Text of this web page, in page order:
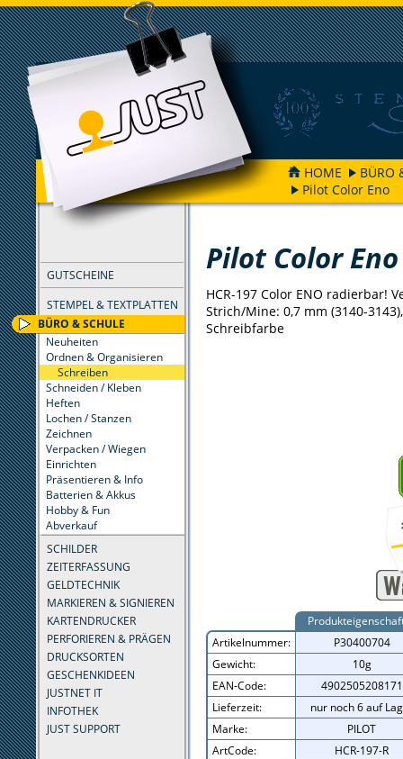
HOME
BÜRO
Pilot Color Eno
GUTSCHEINE
STEMPEL & TEXTPLATTEN
BÜRO & SCHULE
Neuheiten
Ordnen & Organisieren
Schreiben
Schneiden / Kleben
Heften
Lochen / Stanzen
Zeichnen
Verpacken / Wiegen
Einrichten
Präsentieren & Info
Batterien & Akkus
Hobby & Fun
Abverkauf
SCHILDER
ZEITERFASSUNG
GELDTECHNIK
MARKIEREN & SIGNIEREN
KARTENDRUCKER
PERFORIEREN & PRÄGEN
DRUCKSORTEN
GESCHENKIDEEN
JUSTNET IT
INFOTHEK
JUST SUPPORT
FILTER
Pilot Color Eno
HCR-197 Color ENO radierbar!
Strich/Mine: 0,7 mm (3140-
Schreibfarbe
Artikelnummer:
P30400704
Gewicht:
10g
EAN-Code:
4902505208171
Lieferzeit:
nur noch 6 auf
Marke:
PILOT
ArtCode:
HCR-197-R